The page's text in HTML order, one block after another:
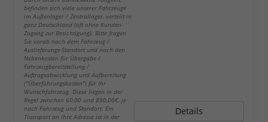
befinden sich viele unserer Fahrzeuge
im Außenlager / Zentrallager, verteilt in
ganz Deutschland (oft ohne Kunden-
Zugang zur Besichtigung). Bitte fragen
Sie vorab nach dem Fahrzeug /
Auslieferungs-Standort und nach den
Nebenkosten für Übergabe /
Fahrzeugbereitstellung /
Auftragsabwicklung und Aufbereitung
("Überführungskosten") für Ihr
Wunschfahrzeug. Diese liegen in der
Regel zwischen 60,00 und 890,00€, je
nach Fahrzeug und Standort. Ein
Transport an Ihre Adresse ist in der
Details